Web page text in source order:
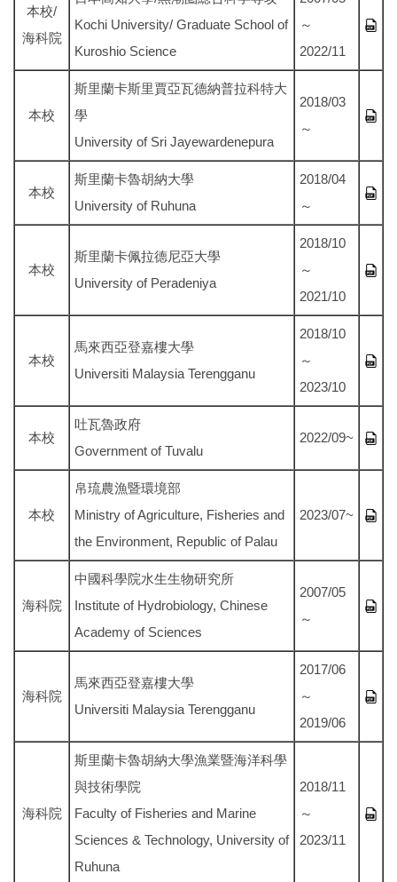
本校/
海科院
Kochi University/ Graduate School of
Kuroshio Science
～
2022/11
本校
斯里蘭卡斯里賈亞瓦德納普拉科特大
學
University of Sri Jayewardenepura
2018/03
～
本校
斯里蘭卡魯胡納大學
University of Ruhuna
2018/04
～
本校
斯里蘭卡佩拉德尼亞大學
University of Peradeniya
2018/10
～
2021/10
本校
馬來西亞登嘉樓大學
Universiti Malaysia Terengganu
2018/10
～
2023/10
本校
吐瓦魯政府
Government of Tuvalu
2022/09~
本校
帛琉農漁暨環境部
Ministry of Agriculture, Fisheries and
the Environment, Republic of Palau
2023/07~
海科院
中國科學院水生生物研究所
Institute of Hydrobiology, Chinese
Academy of Sciences
2007/05
～
海科院
馬來西亞登嘉樓大學
Universiti Malaysia Terengganu
2017/06
～
2019/06
海科院
斯里蘭卡魯胡納大學漁業暨海洋科學
與技術學院
Faculty of Fisheries and Marine
Sciences & Technology, University of
Ruhuna
2018/11
～
2023/11